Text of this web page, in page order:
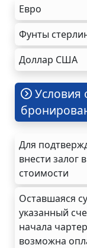
Евро
Фунты
Доллар США
Условия
Для
внести залог
стоимости
Оставшаяся
указанный
начала
возможна